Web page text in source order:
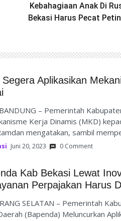
Kebahagiaan Anak Di
Bekasi Harus Pecat
Aplikasikan
– Pemerintah
Kerja Dinamis (MKD)
mengatakan, sambil
Juni 20, 2023 0 Comment
Kab Bekasi Lewat
Perpajakan Harus
SELATAN – Pemerintah
(Bapenda) Meluncurkan